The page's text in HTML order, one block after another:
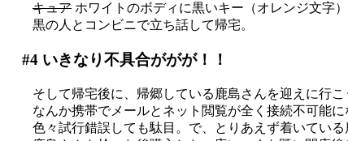
キュア ホワイトのボディに黒いキー（オレンジ文字
黒の人とコンビニで立ち話して帰宅。
#4いきなり不具合ががが！！
そして帰宅後に、帰郷している鹿島さんを迎えに行こ
なんか携帯でメールとネット閲覧が全く接続不可能
色々試行錯誤しても駄目。で、とりあえず着いている